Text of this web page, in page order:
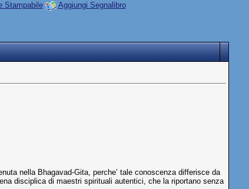
Stampabile
Aggiungi Segnalibro
nella Bhagavad-Gita, perche’ tale conoscenza differisce da
disciplica di maestri spirituali autentici, che la riportano senza